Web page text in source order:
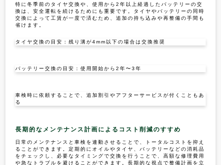
特に冬季前のタイヤ交換や、使用から2年以上経過したバッテリーの交
換は、安全運転を続けるためにも重要です。タイヤやバッテリーの同時
交換によって工賃が一度で済むため、追加の持ち込みや再整備の手間も
省けます。
タイヤ交換の目安：残り溝が4mm以下の場合は交換推奨
バッテリー交換の目安：使用開始から2年〜3年
車検時に依頼することで、追加割引やアフターサービスが付くこともあ
る
長期的なメンテナンス計画によるコスト削減のすすめ
日常のメンテナンスと車検を連動させることで、トータルコストを抑え
ることができます。定期的にオイルやタイヤ、バッテリーなどの消耗品
をチェックし、必要なタイミングで交換を行うことで、高額な修理費用
や急なトラブルを避けることができます。長期的な視点で整備計画を立